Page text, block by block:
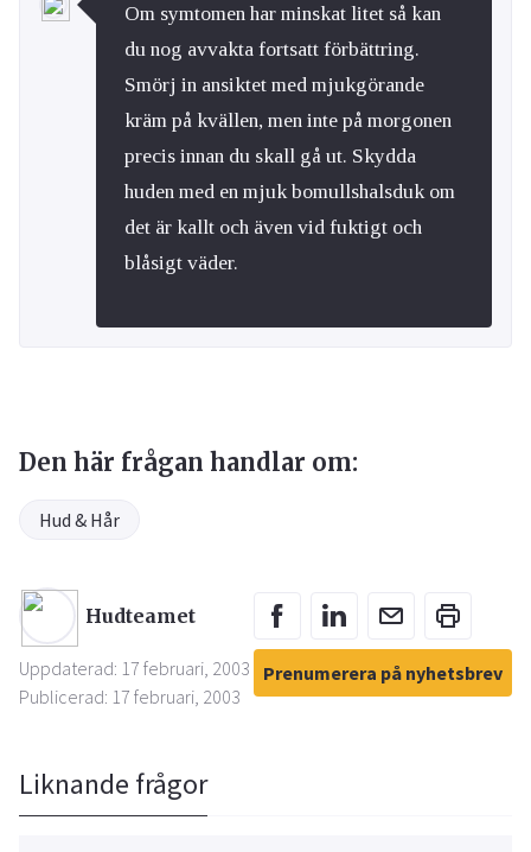
Om symtomen har minskat litet så kan
du nog avvakta fortsatt förbättring.
Smörj in ansiktet med mjukgörande
kräm på kvällen, men inte på morgonen
precis innan du skall gå ut. Skydda
huden med en mjuk bomullshalsduk om
det är kallt och även vid fuktigt och
blåsigt väder.
Den här frågan handlar om:
Hud & Hår
Hudteamet
Uppdaterad: 17 februari, 2003
Publicerad: 17 februari, 2003
Prenumerera på nyhetsbrev
Liknande frågor